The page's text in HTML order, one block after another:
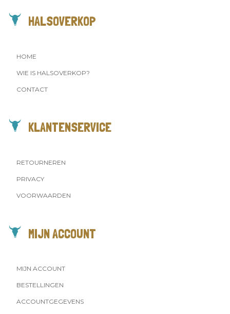
HALSOVERKOP
HOME
WIE IS HALSOVERKOP?
CONTACT
KLANTENSERVICE
RETOURNEREN
PRIVACY
VOORWAARDEN
MIJN ACCOUNT
MIJN ACCOUNT
BESTELLINGEN
ACCOUNTGEGEVENS